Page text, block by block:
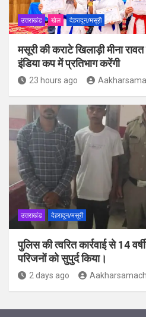
उत्तराखंड खेल देहरादून/मसूरी
मसूरी की कराटे खिलाड़ी मीना
इंडिया कप में प्रतिभाग करेंगी
23 hours ago
उत्तराखंड देहरादून/मसूरी
पुलिस की त्वरित कार्रवाई से 14
परिजनों को सुपुर्द किया।
2 days ago